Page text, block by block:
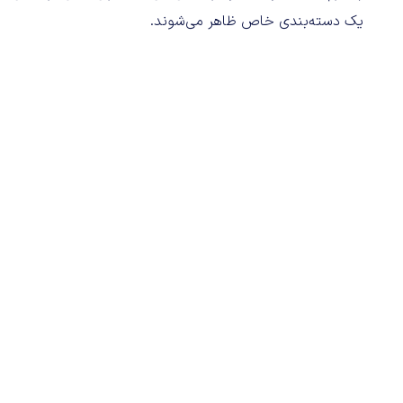
یک دسته‌بندی خاص ظاهر می‌شوند.